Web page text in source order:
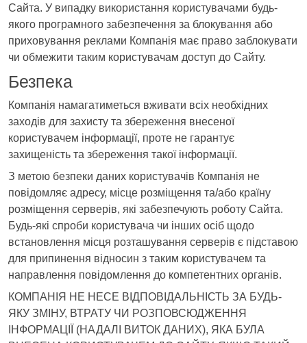
Сайта. У випадку використання користувачами будь-
якого програмного забезпечення за блокування або
приховування реклами Компанія має право заблокувати
чи обмежити таким користувачам доступ до Сайту.
Безпека
Компанія намагатиметься вживати всіх необхідних
заходів для захисту та збереження внесеної
користувачем інформації, проте не гарантує
захищеність та збереження такої інформації.
З метою безпеки даних користувачів Компанія не
повідомляє адресу, місце розміщення та/або країну
розміщення серверів, які забезпечують роботу Сайта.
Будь-які спроби користувача чи інших осіб щодо
встановлення місця розташування серверів є підставою
для припинення відносин з таким користувачем та
направлення повідомлення до компетентних органів.
КОМПАНІЯ НЕ НЕСЕ ВІДПОВІДАЛЬНІСТЬ ЗА БУДЬ-
ЯКУ ЗМІНУ, ВТРАТУ ЧИ РОЗПОВСЮДЖЕННЯ
ІНФОРМАЦІЇ (НАДАЛІ ВИТОК ДАНИХ), ЯКА БУЛА